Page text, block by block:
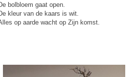
bolbloem gaat open.
kleur van de kaars is wit.
op aarde wacht op Zijn komst.